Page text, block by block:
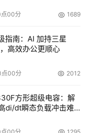
存储产品，包括
和SIP产品。此外，
。
门级档次的手机进行
产品，并是手机中用
中使用了某种形式的
局限于数据存储应
00分 1689
指南：AI 加持三星
高效办公更顺心
00分 2012
方形超级电容：解
di/dt瞬态负载冲击难